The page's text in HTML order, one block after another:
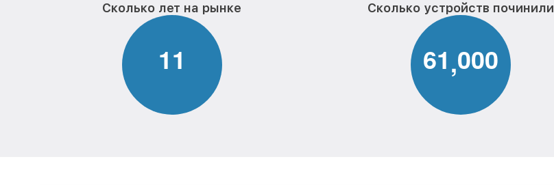
Сколько лет на рынке
11
Сколько устройств починили
61,000